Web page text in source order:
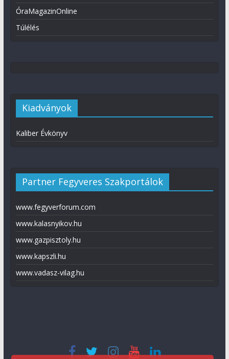
ÓraMagazinOnline
Túlélés
Kiadványok
Kaliber Évkönyv
Partner Fegyveres Szakportálok
www.fegyverforum.com
www.kalasnyikov.hu
www.gazpisztoly.hu
www.kapszli.hu
www.vadasz-vilag.hu